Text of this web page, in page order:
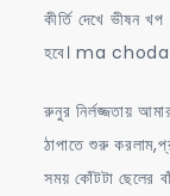
কীর্তি দেখে ভীষন
হবে। ma
রুনুর নির্লজ্জতায়
ঠাপাতে শুরু
সময় কোঁটটা ছেলের